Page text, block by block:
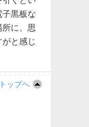
子黒板な
所に、思
と感じ
ップへ